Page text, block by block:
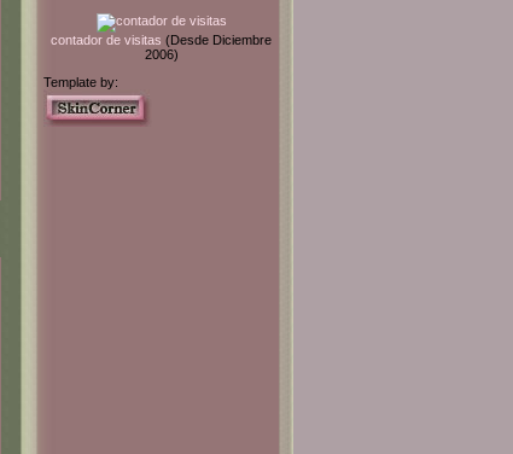
contador de visitas (Desde Diciembre
2006)
Template by: